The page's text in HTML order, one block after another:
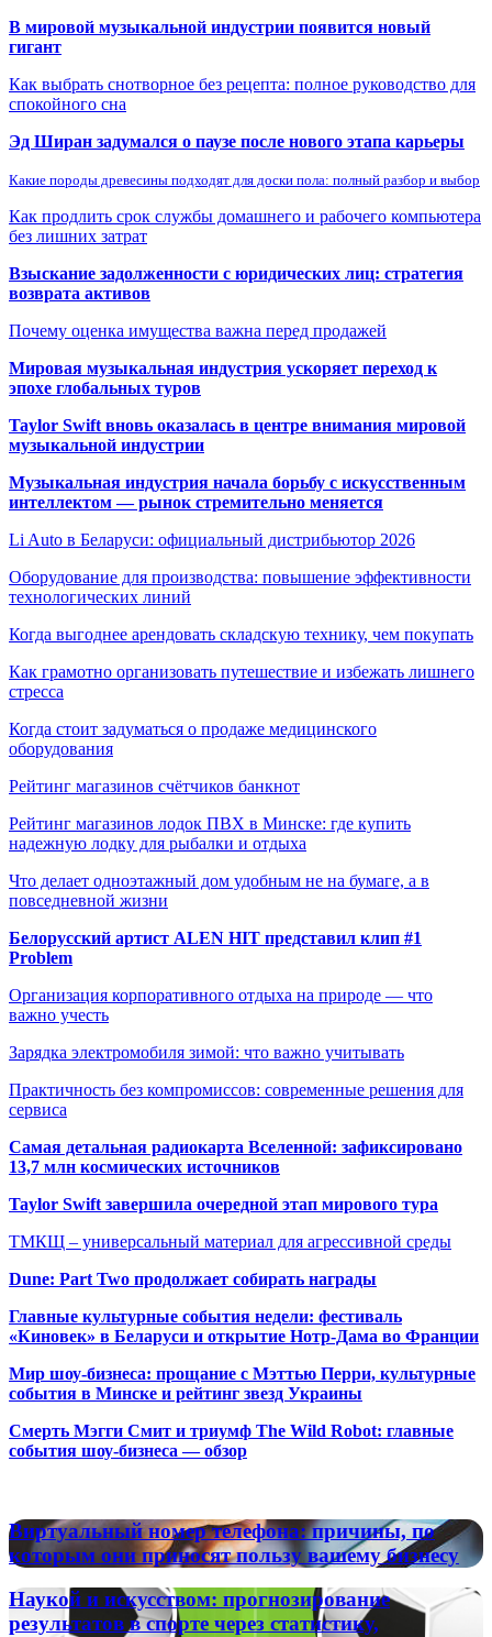
В мировой музыкальной индустрии появится новый
гигант
Как выбрать снотворное без рецепта: полное руководство для
спокойного сна
Эд Ширан задумался о паузе после нового этапа карьеры
Какие породы древесины подходят для доски пола: полный разбор и выбор
Как продлить срок службы домашнего и рабочего компьютера
без лишних затрат
Взыскание задолженности с юридических лиц: стратегия
возврата активов
Почему оценка имущества важна перед продажей
Мировая музыкальная индустрия ускоряет переход к
эпохе глобальных туров
Taylor Swift вновь оказалась в центре внимания мировой
музыкальной индустрии
Музыкальная индустрия начала борьбу с искусственным
интеллектом — рынок стремительно меняется
Li Auto в Беларуси: официальный дистрибьютор 2026
Оборудование для производства: повышение эффективности
технологических линий
Когда выгоднее арендовать складскую технику, чем покупать
Как грамотно организовать путешествие и избежать лишнего
стресса
Когда стоит задуматься о продаже медицинского
оборудования
Рейтинг магазинов счётчиков банкнот
Рейтинг магазинов лодок ПВХ в Минске: где купить
надежную лодку для рыбалки и отдыха
Что делает одноэтажный дом удобным не на бумаге, а в
повседневной жизни
Белорусский артист ALEN HIT представил клип #1
Problem
Организация корпоративного отдыха на природе — что
важно учесть
Зарядка электромобиля зимой: что важно учитывать
Практичность без компромиссов: современные решения для
сервиса
Самая детальная радиокарта Вселенной: зафиксировано
13,7 млн космических источников
Taylor Swift завершила очередной этап мирового тура
ТМКЩ – универсальный материал для агрессивной среды
Dune: Part Two продолжает собирать награды
Главные культурные события недели: фестиваль
«Киновек» в Беларуси и открытие Нотр-Дама во Франции
Мир шоу-бизнеса: прощание с Мэттью Перри, культурные
события в Минске и рейтинг звезд Украины
Смерть Мэгги Смит и триумф The Wild Robot: главные
события шоу-бизнеса — обзор
Виртуальный
номер
телефона:
причины,
по
которым
Виртуальный номер телефона: причины, по
которым они приносят пользу вашему бизнесу
Наукой
и
Наукой и искусством: прогнозирование
результатов в спорте через статистику,